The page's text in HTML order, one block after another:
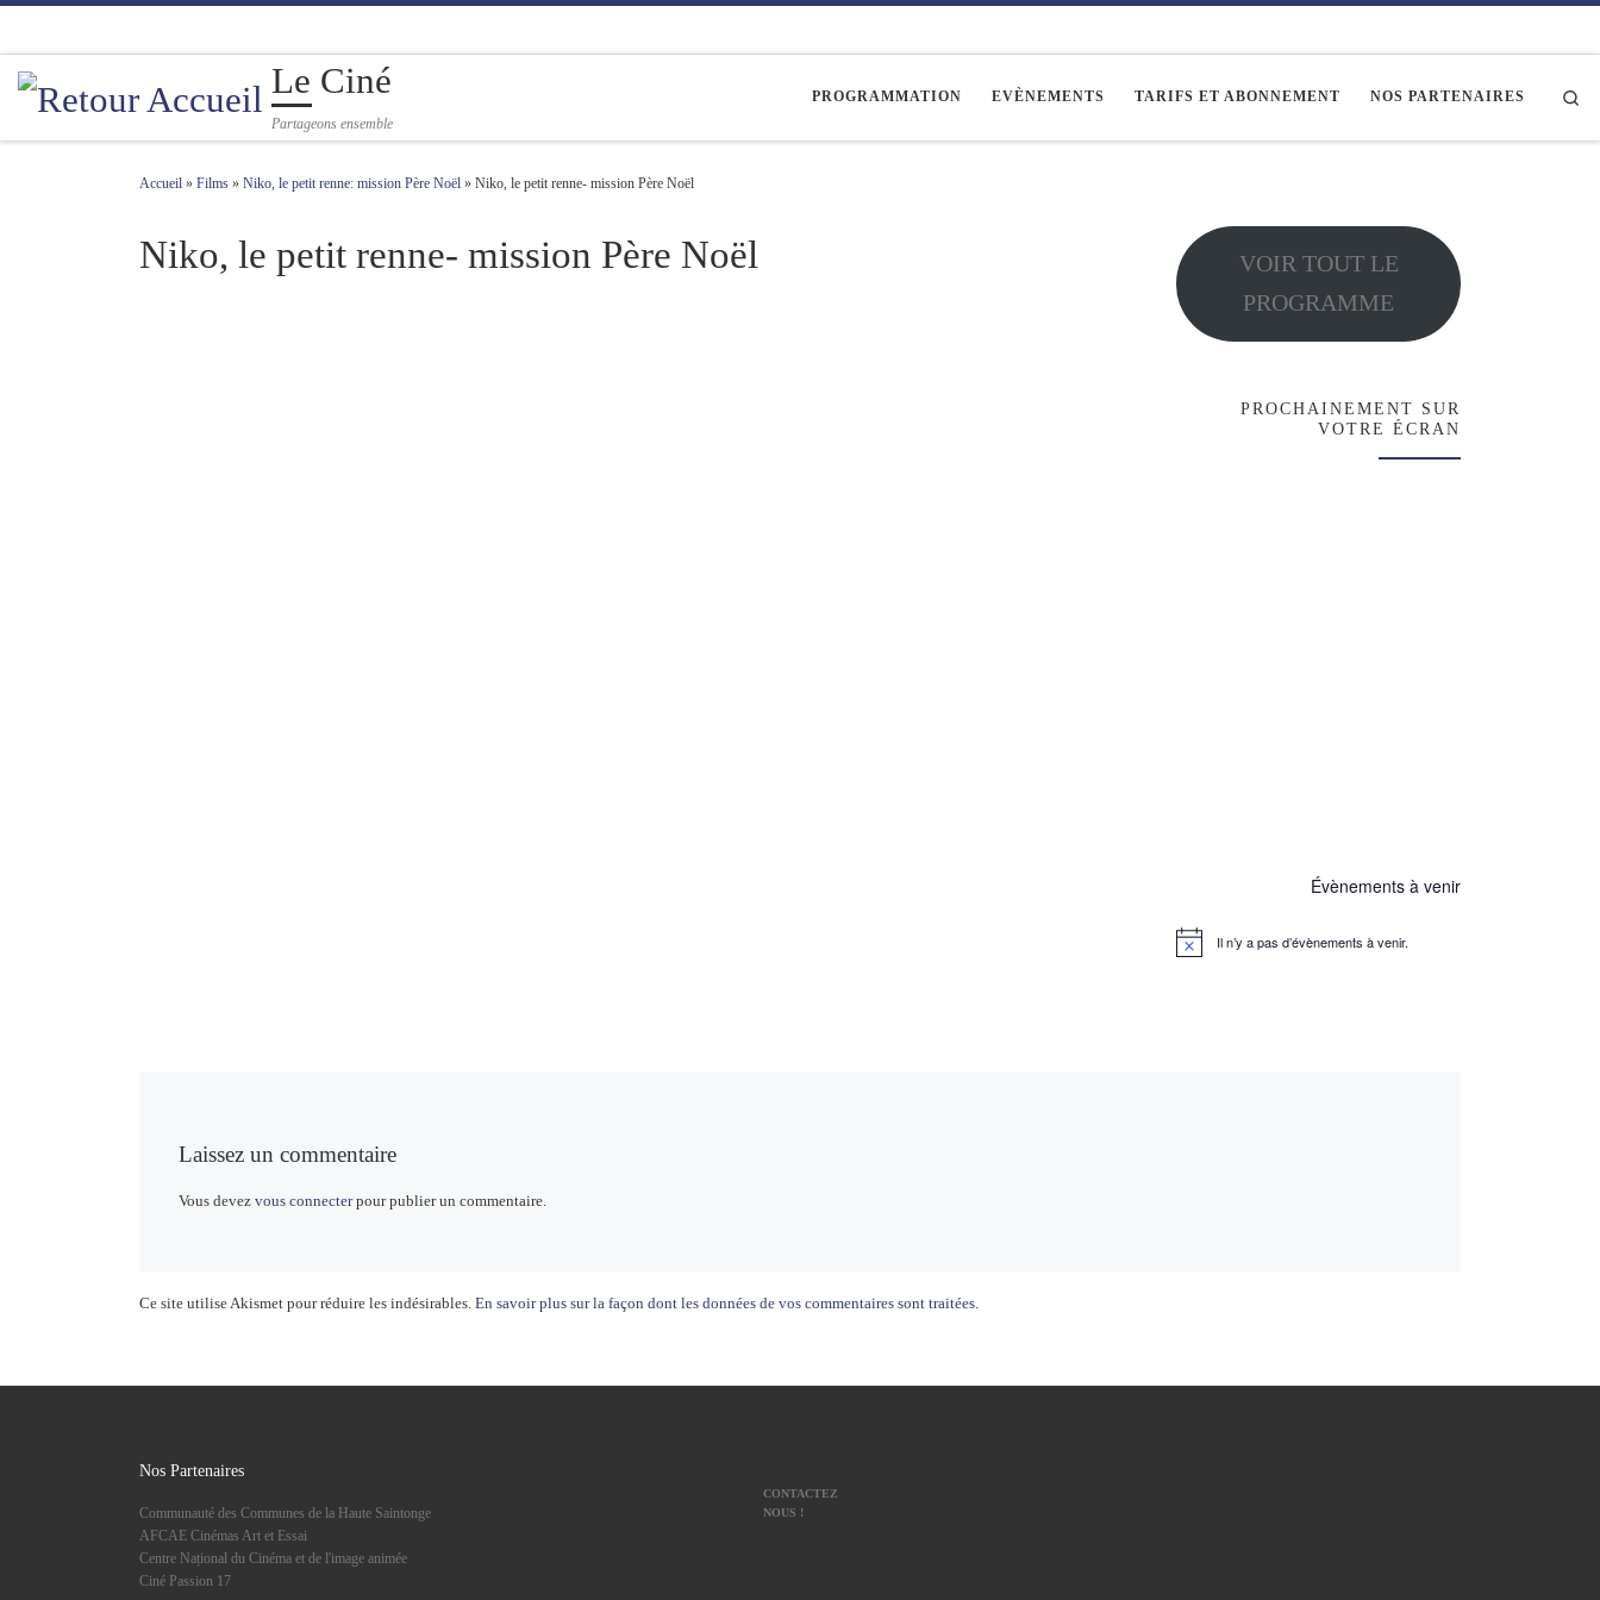
Le Ciné
Partageons ensemble
PROGRAMMATION EVÈNEMENTS TARIFS ET ABONNEMENT NOS PARTENAIRES
Accueil » Films » Niko, le petit renne: mission Père Noël » Niko, le petit renne- mission Père Noël
Niko, le petit renne- mission Père Noël
Laissez un commentaire
Vous devez vous connecterpour publier un commentaire.
Ce site utilise Akismet pour réduire les indésirables. En savoir plus sur la façon dont les données de vos commentaires sont traitées.
VOIR TOUT LE
PROGRAMME
PROCHAINEMENT SUR
VOTRE ÉCRAN
Évènements à venir
N
Il n’y a pas d’évènements à venir.
Nos Partenaires
Communauté des Communes de la Haute Saintonge
AFCAE Cinémas Art et Essai
Centre Național du Cinéma et de l'image animée
Ciné Passion 17
CONTACTEZ
NOUS !